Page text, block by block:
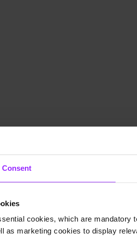
Consent
cookies, which are mandatory
as marketing cookies to display